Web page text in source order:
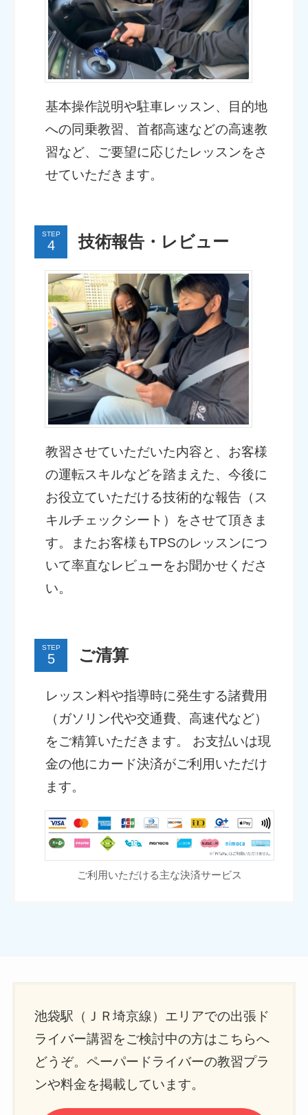
基本操作説明や駐車レッスン、目的地
への同乗教習、首都高速などの高速教
習など、ご要望に応じたレッスンをさ
せていただきます。
STEP 技術報告・レビュー
教習させていただいた内容と、お客様
の運転スキルなどを踏まえた、今後に
お役立ていただける技術的な報告（ス
キルチェックシート）をさせて頂きま
す。またお客様もTPSのレッスンにつ
いて率直なレビューをお聞かせくださ
い。
STEP ご清算
レッスン料や指導時に発生する諸費用
（ガソリン代や交通費、高速代など）
をご精算いただきます。 お支払いは現
金の他にカード決済がご利用いただけ
ます。
ご利用いただける主な決済サービス
池袋駅（ＪＲ埼京線）エリアでの出張ド
ライバー講習をご検討中の方はこちらへ
どうぞ。ペーパードライバーの教習プラ
ンや料金を掲載しています。